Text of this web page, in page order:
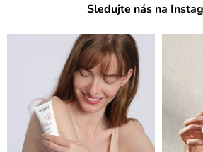
Sledujte nás na